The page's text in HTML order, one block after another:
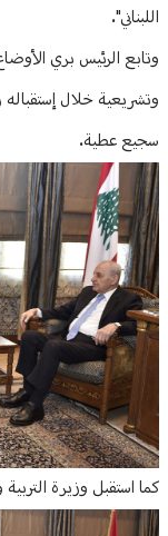
اللبناني".
وتابع الرئيس بري
وتشريعية خلال إستقباله
سجيع عطية.
كما استقبل وزيرة التربية